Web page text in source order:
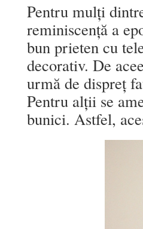
Pentru mulți
reminiscență a
bun prieten cu
decorativ. De
urmă de dispreț
Pentru alții se
bunici. Astfel,